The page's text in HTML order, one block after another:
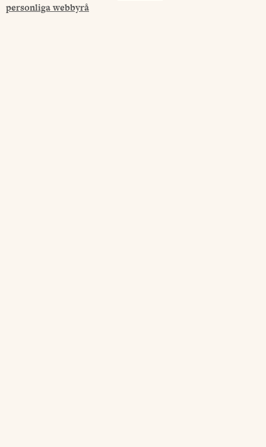
personliga webbyrå